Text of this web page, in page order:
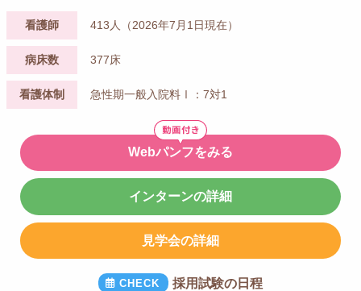
看護師 413人（2026年7月1日現在）
病床数 377床
看護体制 急性期一般入院料Ⅰ：7対1
Webパンフをみる
インターンの詳細
見学会の詳細
採用試験の日程